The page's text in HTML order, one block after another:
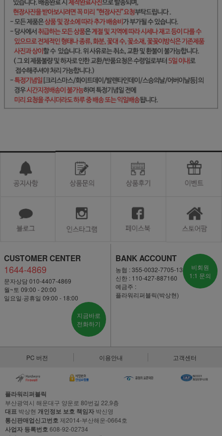
CUSTOMER CENTER
1644-4869
문자상담 010-4407-4869
월~토 09:00 - 20:00
일요일·공휴일 09:00 - 18:00
지금바로
전화하기
BANK ACCOUNT
농협 : 355-0032-7705-13
신한 : 110-427-887160
예금주 :
플라워리퍼블릭(박상현)
비회원
1:1 문의
PC 버전 이용안내 고객센터
플라워리퍼블릭
부산광역시 해운대구 양운로 80번길 22,9층
대표 박상현 개인정보 보호 책임자 박신영
통신판매업신고번호제2014-부산해운-0664호
사업자 등록번호608-92-02734